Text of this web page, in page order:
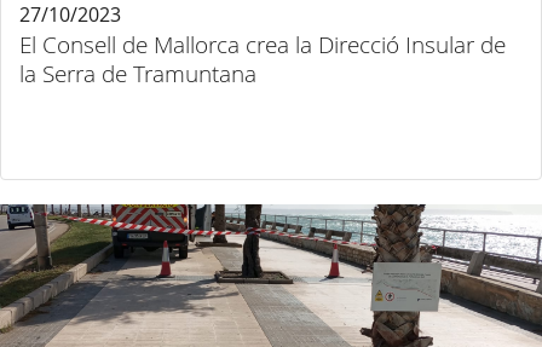
El Consell de Mallorca crea la Direcció Insular de
la Serra de Tramuntana
27/10/2023